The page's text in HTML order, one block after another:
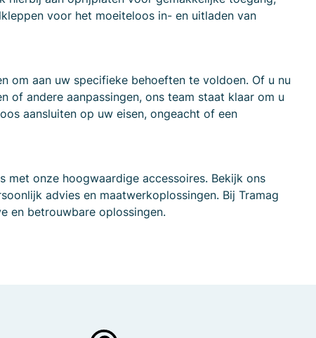
voor het moeiteloos in- en uitladen van
om aan uw specifieke behoeften te voldoen. Of u nu
of andere aanpassingen, ons team staat klaar om u
aansluiten op uw eisen, ongeacht of een
onze hoogwaardige accessoires. Bekijk ons
advies en maatwerkoplossingen. Bij Tramag
en betrouwbare oplossingen.